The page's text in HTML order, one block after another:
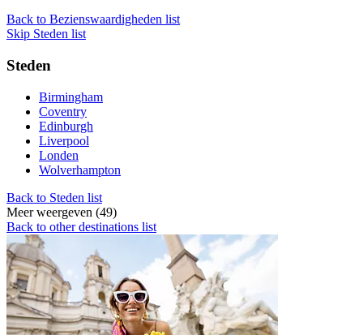
Back to Bezienswaardigheden list
Skip Steden list
Steden
Birmingham
Coventry
Edinburgh
Liverpool
Londen
Wolverhampton
Back to Steden list
Meer weergeven (49)
Back to other destinations list